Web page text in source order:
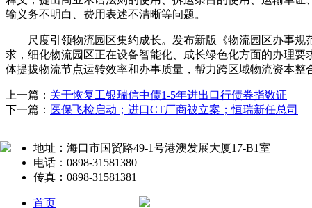
输义务不明白、费用表述不清晰等问题。
尺度引领物流园区集约成长。发布新版《物流园区办事规
求，细化物流园区正在设备智能化、成长绿色化方面的办理
体提拔物流节点运转效率和办事质量，帮力跨区域物流资本整
上一篇： 关于恢复工银瑞信中债1-5年进出口行债券指数证
下一篇： 医保飞检启动；进口CT厂商被立案；恒瑞新任总司
地址：海口市国贸路49-1号港澳发展大厦17-B1室
电话：0898-31581380
传真：0898-31581381
首页